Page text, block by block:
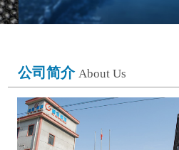
公司简介 About Us